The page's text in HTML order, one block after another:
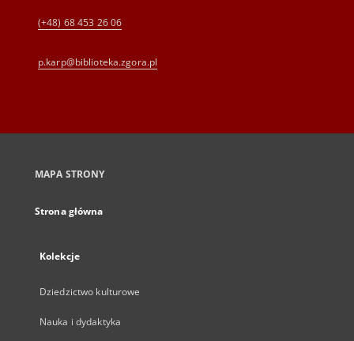
(+48) 68 453 26 06
p.karp@biblioteka.zgora.pl
MAPA STRONY
Strona główna
Kolekcje
Dziedzictwo kulturowe
Nauka i dydaktyka